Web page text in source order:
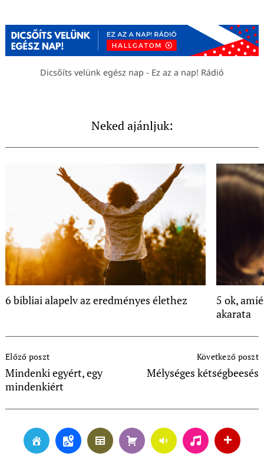
Dicsőíts velünk egész nap - Ez az a nap! Rádió
Neked ajánljuk:
6 bibliai alapelv az eredményes élethez
5 ok,
akarata
Navigation
Előző poszt
Mindenki egyért, egy
mindenkiért
Következő poszt
Mélységes kétségbeesés